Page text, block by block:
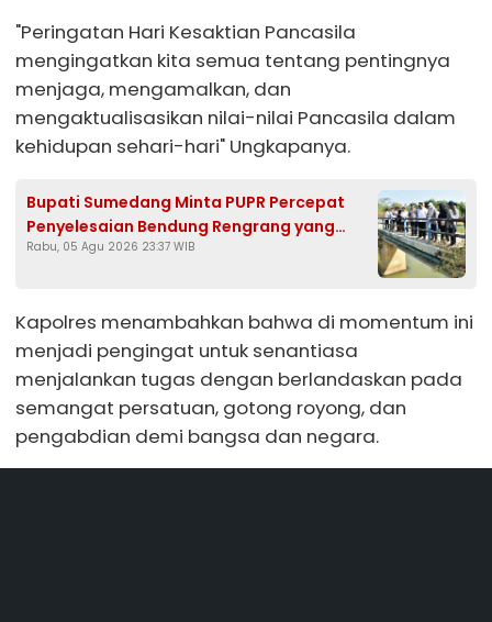
"Peringatan Hari Kesaktian Pancasila
mengingatkan kita semua tentang pentingnya
menjaga, mengamalkan, dan
mengaktualisasikan nilai-nilai Pancasila dalam
kehidupan sehari-hari" Ungkapanya.
Bupati Sumedang Minta PUPR Percepat
Penyelesaian Bendung Rengrang yang
Belum Berfungsi Optimal
Rabu, 05 Agu 2026 23:37 WIB
Kapolres menambahkan bahwa di momentum ini
menjadi pengingat untuk senantiasa
menjalankan tugas dengan berlandaskan pada
semangat persatuan, gotong royong, dan
pengabdian demi bangsa dan negara.